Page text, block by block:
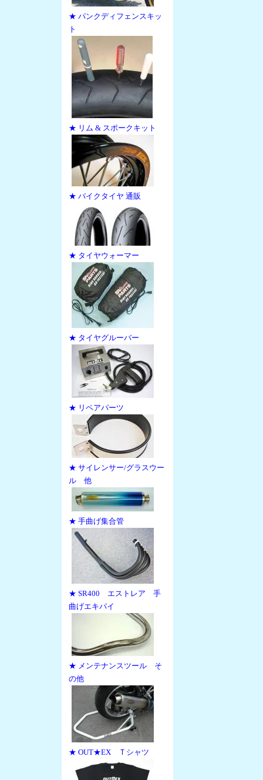
★ パンクディフェンスキッ
ト
★ リム & スポークキット
★ バイクタイヤ 通販
★ タイヤウォーマー
★ タイヤグルーバー
★ リペアパーツ
★ サイレンサー/グラスウー
ル 他
★ 手曲げ集合管
★ SR400 エストレア 手
曲げエキパイ
★ メンテナンスツール そ
の他
★ OUT★EX Ｔシャツ